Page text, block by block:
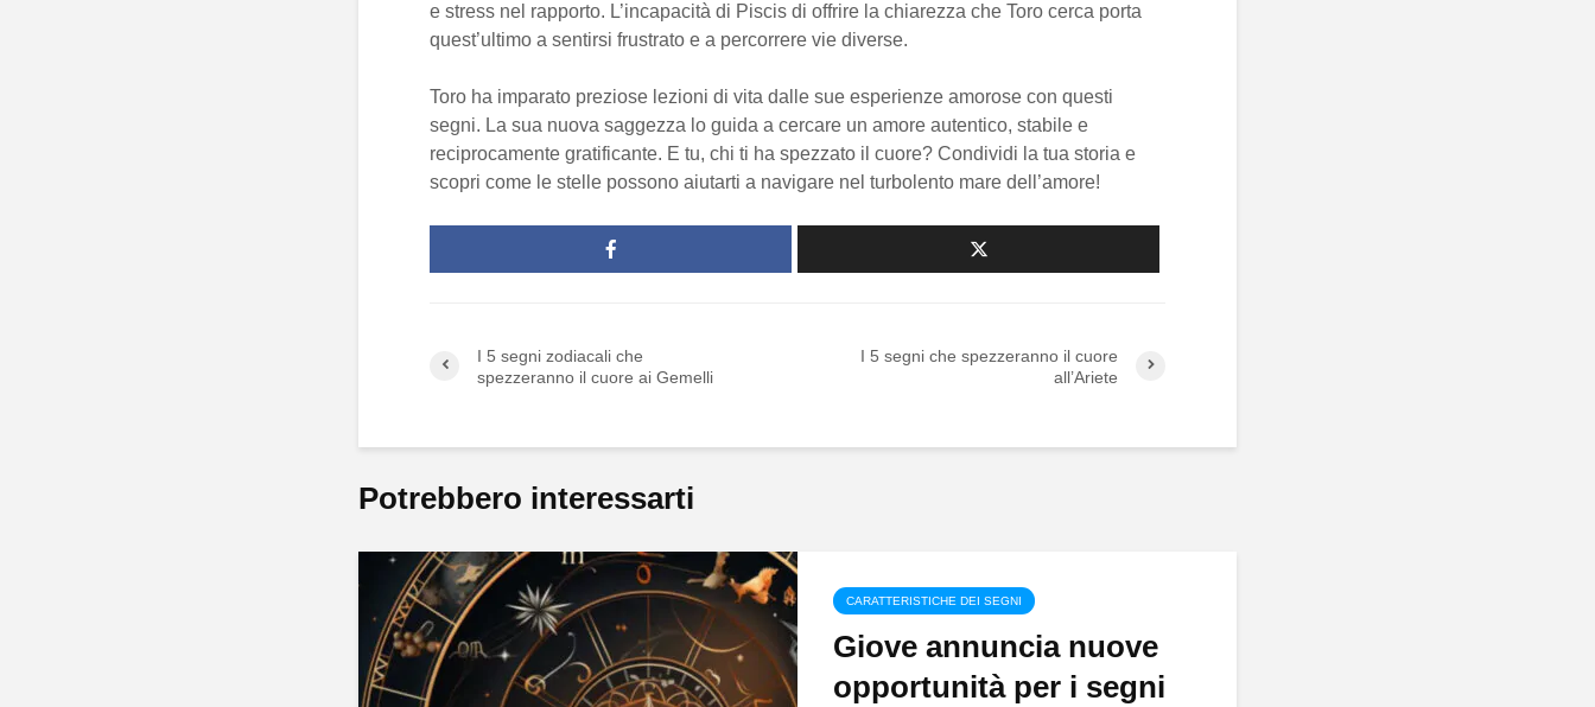
e stress nel rapporto. L’incapacità di Piscis di offrire la chiarezza che Toro cerca porta
quest’ultimo a sentirsi frustrato e a percorrere vie diverse.
Toro ha imparato preziose lezioni di vita dalle sue esperienze amorose con questi
segni. La sua nuova saggezza lo guida a cercare un amore autentico, stabile e
reciprocamente gratificante. E tu, chi ti ha spezzato il cuore? Condividi la tua storia e
scopri come le stelle possono aiutarti a navigare nel turbolento mare dell’amore!
I 5 segni zodiacali che
spezzeranno il cuore ai Gemelli
I 5 segni che spezzeranno il cuore
all’Ariete
Potrebbero interessarti
CARATTERISTICHE DEI SEGNI
Giove annuncia nuove
opportunità per i segni